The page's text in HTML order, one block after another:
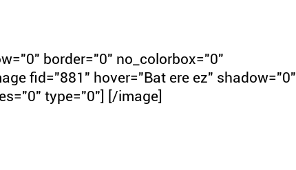
border="0" no_colorbox="0"
fid="881" hover="Bat ere ez" shadow="0"
type="0"] [/image]